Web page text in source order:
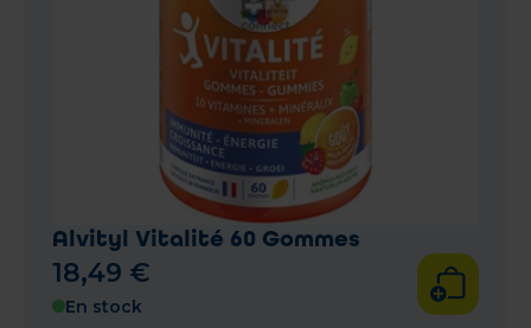
Alvityl Vitalité 60 Gommes
18,49 €
En stock